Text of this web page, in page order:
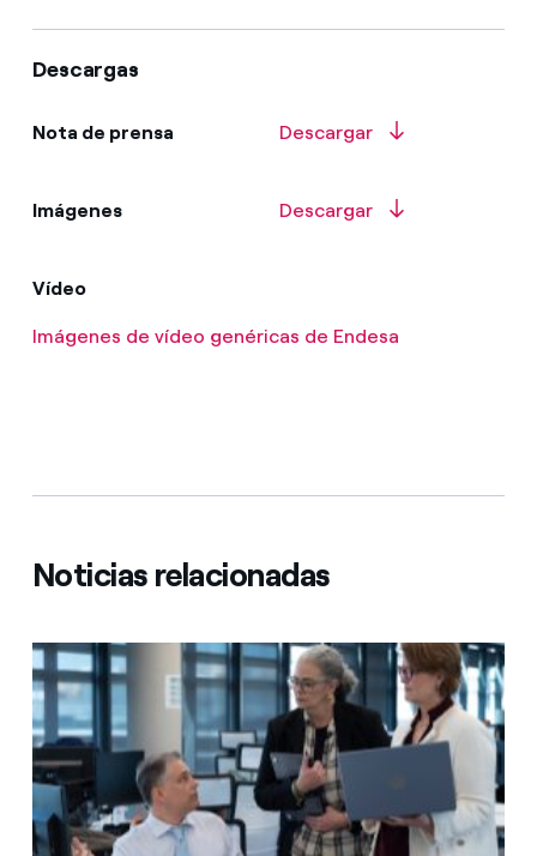
Descargas
Nota de prensa Descargar
Imágenes Descargar
Vídeo
Imágenes de vídeo genéricas de Endesa
Noticias relacionadas